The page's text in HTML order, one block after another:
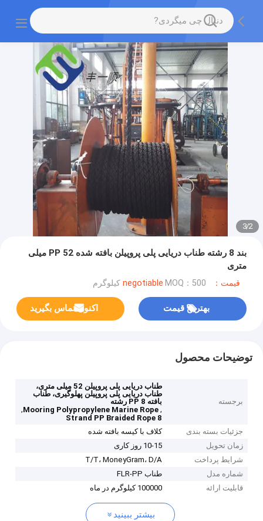
2
/
3
بند 8 رشته طناب دریایی پلی پروپیلن بافته شده PP 52 میلی
متری
قیمت：negotiable MOQ：500 کیلوگرم
بهترین قیمت اکنون تماس بگیرید
توضیحات محصول
برجسته
طناب دریایی پلی پروپیلن 52 میلی متری،
طناب دریایی پلی پروپیلن پهلوگیری، طناب
بافته PP 8 رشته
,
Mooring Polypropylene Marine Rope
,
8 Strand PP Braided Rope
جزئیات بسته بندی
کلاف با کیسه بافته شده
زمان تحویل
10-15 روز کاری
شرایط پرداخت
T/T، MoneyGram، D/A
شماره مدل
طناب FLR-PP
قابلیت ارائه
100000 کیلوگرم در ماه
بیشتر ببینید